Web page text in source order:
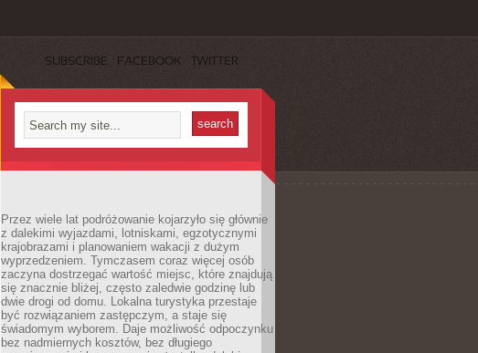
SUBSCRIBE FACEBOOK TWITTER
Przez wiele lat podróżowanie kojarzyło się głównie
z dalekimi wyjazdami, lotniskami, egzotycznymi
krajobrazami i planowaniem wakacji z dużym
wyprzedzeniem. Tymczasem coraz więcej osób
zaczyna dostrzegać wartość miejsc, które znajdują
się znacznie bliżej, często zaledwie godzinę lub
dwie drogi od domu. Lokalna turystyka przestaje
być rozwiązaniem zastępczym, a staje się
świadomym wyborem. Daje możliwość odpoczynku
bez nadmiernych kosztów, bez długiego